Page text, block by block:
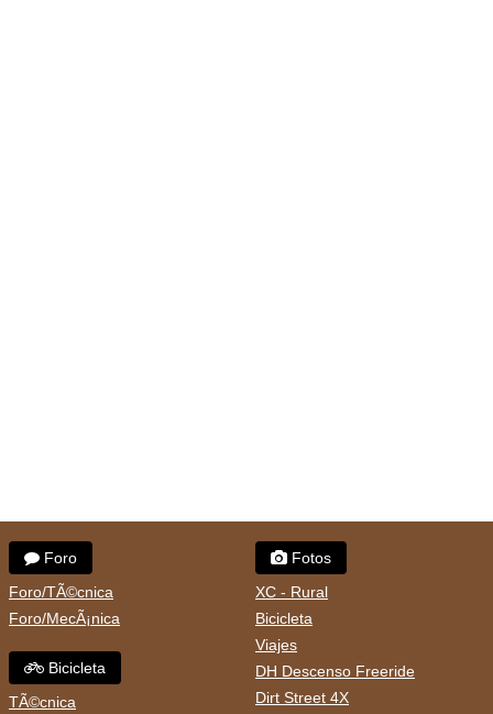
Foro
Foro/TÃ©cnica
Foro/MecÃ¡nica
Bicicleta
TÃ©cnica
Fotos
XC - Rural
Bicicleta
Viajes
DH Descenso Freeride
Dirt Street 4X